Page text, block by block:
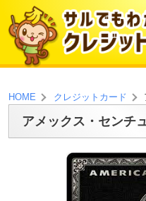
HOME クレジットカード
アメックス・センチ